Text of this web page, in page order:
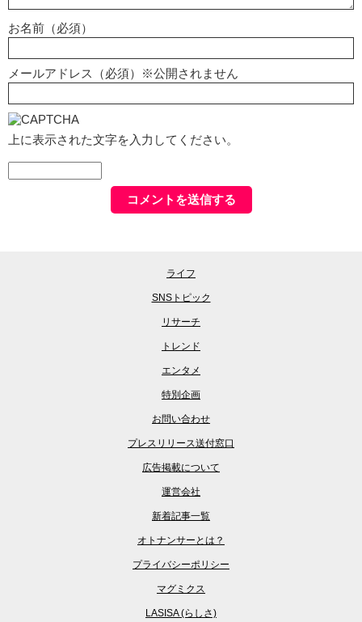
お名前（必須）
メールアドレス（必須）※公開されません
上に表示された文字を入力してください。
ライフ
SNSトピック
リサーチ
トレンド
エンタメ
特別企画
お問い合わせ
プレスリリース送付窓口
広告掲載について
運営会社
新着記事一覧
オトナンサーとは？
プライバシーポリシー
マグミクス
LASISA (らしさ)